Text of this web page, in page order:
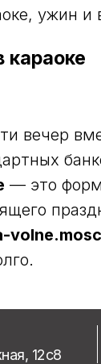
ужин и
караоке
вечер
— это
12с8